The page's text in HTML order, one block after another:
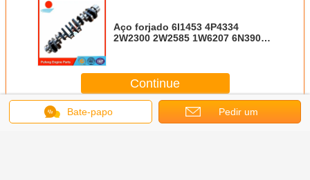
Aço forjado 6I1453 4P4334
2W2300 2W2585 1W6207 6N3907
Continue
MaisCabeça de cilindro do eixo de manivela do CAT
Bate-papo Pedir um